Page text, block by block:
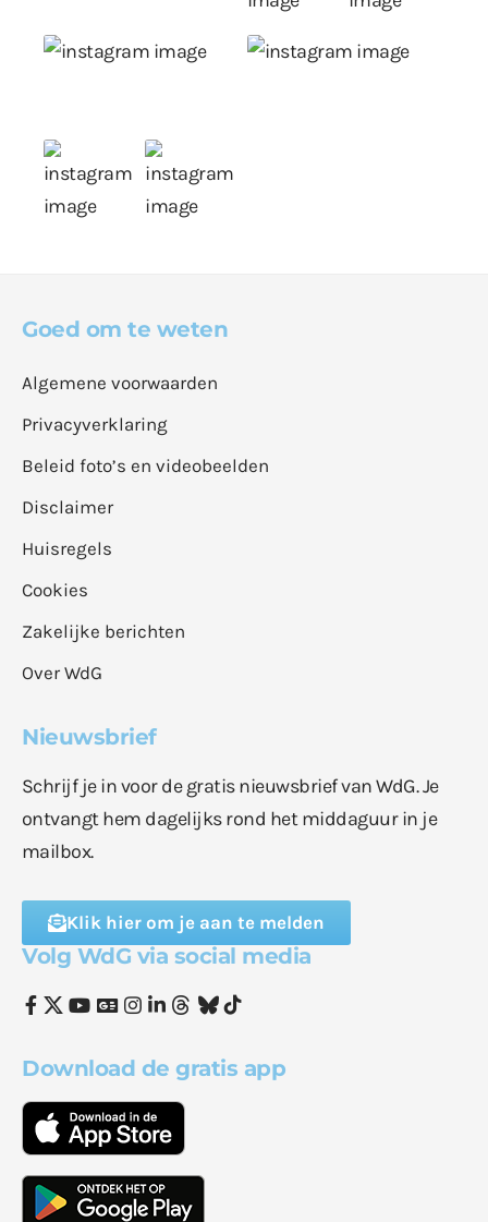
Goed om te weten
Algemene voorwaarden
Privacyverklaring
Beleid foto’s en videobeelden
Disclaimer
Huisregels
Cookies
Zakelijke berichten
Over WdG
Nieuwsbrief
Schrijf je in voor de gratis nieuwsbrief van WdG. Je
ontvangt hem dagelijks rond het middaguur in je
mailbox.
Klik hier om je aan te melden
Volg WdG via social media
Download de gratis app